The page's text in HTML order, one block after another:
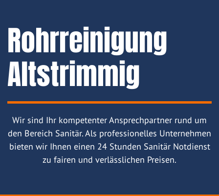
Rohrreinigung
Altstrimmig
Wir sind Ihr kompetenter Ansprechpartner rund um
den Bereich Sanitär. Als professionelles Unternehmen
bieten wir Ihnen einen 24 Stunden Sanitär Notdienst
zu fairen und verlässlichen Preisen.